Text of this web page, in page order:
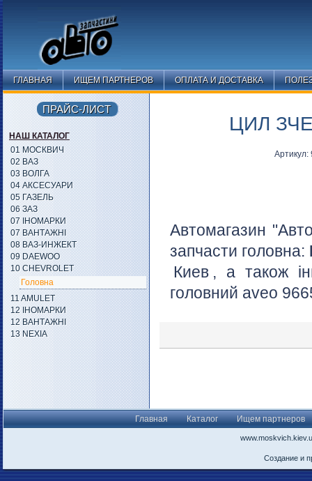
ГЛАВНАЯ ИЩЕМ ПАРТНЕРОВ ОПЛАТА И ДОСТАВКА
ЦИЛ
Автомагазин
запчасти головна:
Киев , а також
головний aveo
ПРАЙС-ЛИСТ
НАШ КАТАЛОГ
01 МОСКВИЧ
02 ВАЗ
03 ВОЛГА
04 АКСЕСУАРИ
05 ГАЗЕЛЬ
06 ЗАЗ
07 ІНОМАРКИ
07 ВАНТАЖНІ
08 ВАЗ-ИНЖЕКТ
09 DAEWOO
10 CHEVROLET
Головна
11 AMULET
12 ІНОМАРКИ
12 ВАНТАЖНІ
13 NEXIA
Главная Каталог Ищем партнеров
Создание и